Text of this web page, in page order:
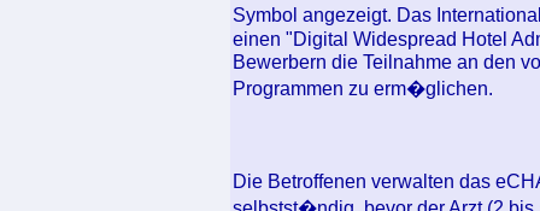
Symbol angezeigt. Das
einen "Digital Widespread Hotel
Bewerbern die Teilnahme an den
Programmen zu erm�glichen.
Die Betroffenen verwalten das